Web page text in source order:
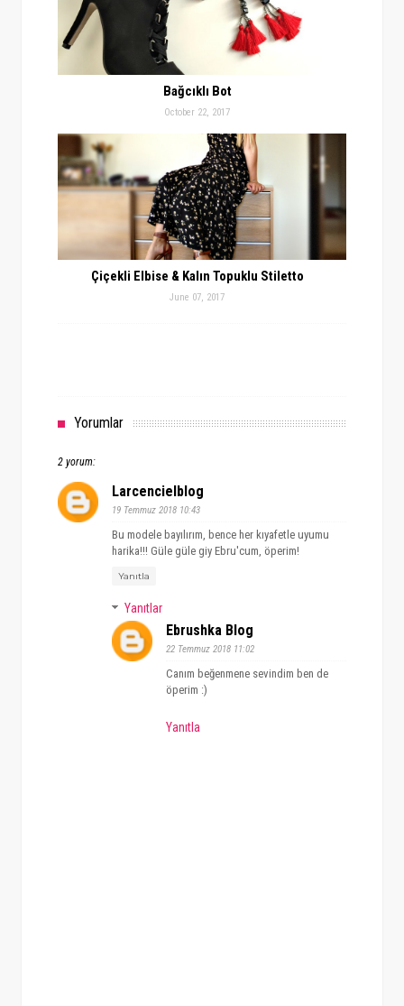
Bağcıklı Bot
October 22, 2017
Çiçekli Elbise & Kalın Topuklu Stiletto
June 07, 2017
Yorumlar
2 yorum:
Larcencielblog
19 Temmuz 2018 10:43
Bu modele bayılırım, bence her kıyafetle uyumu
harika!!! Güle güle giy Ebru'cum, öperim!
Yanıtla
Yanıtlar
Ebrushka Blog
22 Temmuz 2018 11:02
Canım beğenmene sevindim ben de
öperim :)
Yanıtla